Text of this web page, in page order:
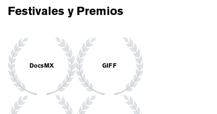
Festivales y Premios
DocsMX GIFF